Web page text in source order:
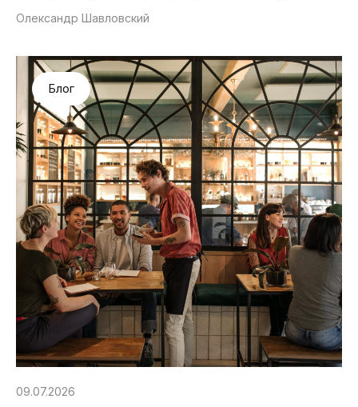
Олександр Шавловский
09.07.2026
Блог